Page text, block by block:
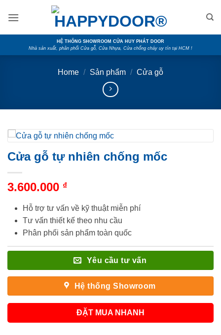
HỆ THỐNG SHOWROOM CỬA HUY PHÁT DOOR
Nhà sản xuất, phân phối Cửa gỗ, Cửa Nhựa, Cửa chống cháy uy tín tại HCM !
Home / Sản phẩm / Cửa gỗ
Cửa gỗ tự nhiên chống mốc
3.600.000 ₫
Hỗ trợ tư vấn về kỹ thuật miễn phí
Tư vấn thiết kế theo nhu cầu
Phân phối sản phẩm toàn quốc
Yêu cầu tư vấn
Hệ thống Showroom
ĐẶT MUA NHANH